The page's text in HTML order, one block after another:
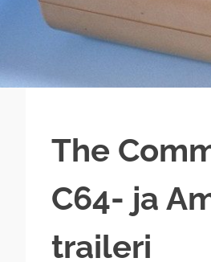
The
C64- ja
traileri